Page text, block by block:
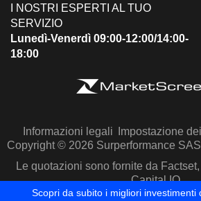
I NOSTRI ESPERTI AL TUO
SERVIZIO
Lunedì-Venerdì 09:00-12:00/14:00-
18:00
Informazioni legali Impostazione
Copyright © 2026 Surperformance
Le quotazioni sono fornite da
Capital IQ
Scopri da subito i migliori investimenti